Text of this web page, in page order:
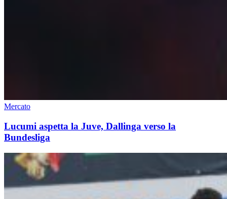
Mercato
Lucumi aspetta la Juve, Dallinga verso la
Bundesliga